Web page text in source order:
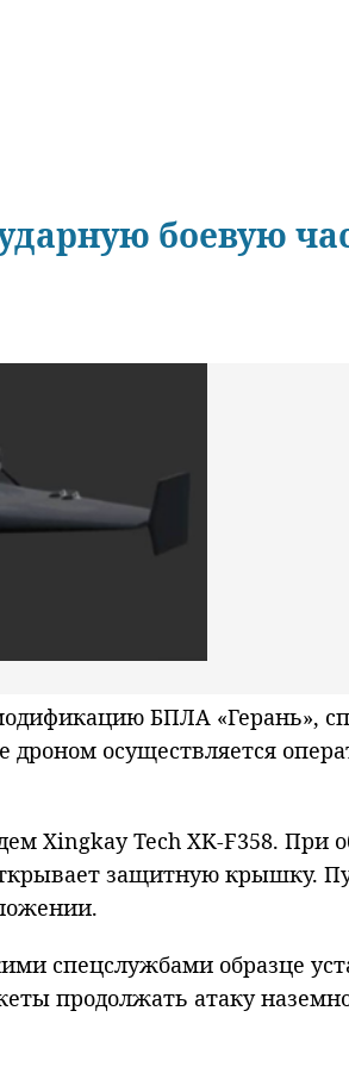
боевую
БПЛА «Герань»,
осуществляется
Xingkay Tech XK-F358.
защитную крышку.
спецслужбами образце
продолжать атаку